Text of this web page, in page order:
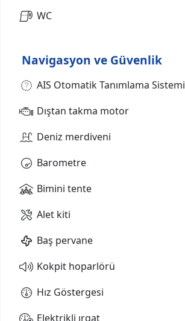
WC
Navigasyon ve Güvenlik
AIS Otomatik Tanımlama Sistemi
Dıştan takma motor
Deniz merdiveni
Barometre
Bimini tente
Alet kiti
Baş pervane
Kokpit hoparlörü
Hız Göstergesi
Elektrikli ırgat